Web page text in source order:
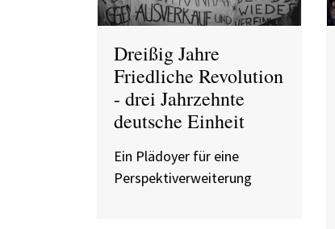
Dreißig Jahre
Friedliche Revolution
- drei Jahrzehnte
deutsche Einheit
Ein Plädoyer für eine
Perspektiverweiterung